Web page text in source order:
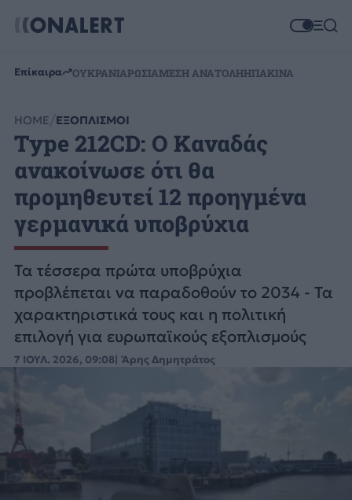
Επίκαιρα ΟΥΚΡΑΝΙΑΡΩΣΙΑΜΕΣΗ ΑΝΑΤΟΛΗΗΠΑΚΙΝΑ
HOME ΕΞΟΠΛΙΣΜΟΙ
Type 212CD: Ο Καναδάς
ανακοίνωσε ότι θα
προμηθευτεί 12 προηγμένα
γερμανικά υποβρύχια
Τα τέσσερα πρώτα υποβρύχια
προβλέπεται να παραδοθούν το 2034 - Τα
χαρακτηριστικά τους και η πολιτική
επιλογή για ευρωπαϊκούς εξοπλισμούς
7 ΙΟΥΛ. 2026, 09:08 Άρης Δημητράτος